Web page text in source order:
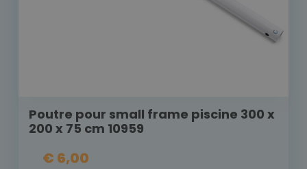
Poutre pour small frame piscine 300 x
200 x 75 cm 10959
€ 6,00